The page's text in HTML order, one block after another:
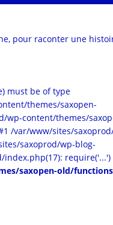
pour raconter une
must be of type
themes/saxopen-
wp-content/themes/
/var/www/sites/
saxoprod/wp-blog-
index.php(17): require('...')
saxopen-old/